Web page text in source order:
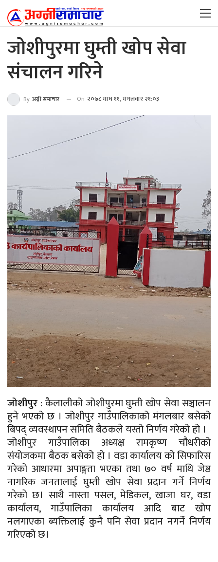
जोशीपुरमा घुम्ती खोप सेवा
संचालन गरिने
By अग्नी समाचार On २०७८ माघ ११, मंगलवार २१:०३
जोशीपुर : कैलालीको जोशीपुरमा घुम्ती खोप सेवा सञ्चालन
हुने भएको छ । जोशीपुर गाउँपालिकाको मंगलबार बसेको
बिपद् व्यवस्थापन समिति बैठकले यस्तो निर्णय गरेको हो ।
जोशीपुर गाउँपालिका अध्यक्ष रामकृष्ण चौधरीको
संयोजकमा बैठक बसेको हो । वडा कार्यालय को सिफारिस
गरेको आधारमा अपाङ्गता भएका तथा ७० वर्ष माथि जेष्ठ
नागरिक जनतालाई घुम्ती खोप सेवा प्रदान गर्ने निर्णय
गरेको छ। साथै नास्ता पसल, मेडिकल, खाजा घर, वडा
कार्यालय, गाउँपालिका कार्यालय आदि बाट खोप
नलगाएका ब्यक्तिलाई कुनै पनि सेवा प्रदान नगर्ने निर्णय
गरिएको छ।